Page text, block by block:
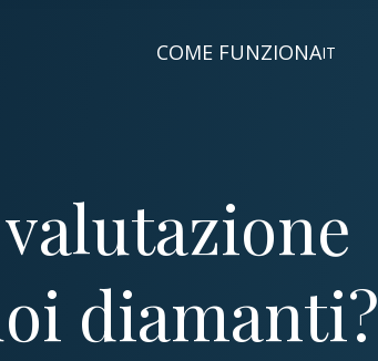
COME FUNZIONAIT
diamanti?